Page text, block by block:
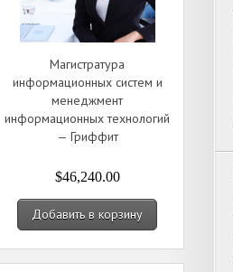
Магистратура
информационных систем и
менеджмент
информационных технологий
— Гриффит
$46,240.00
Добавить в корзину